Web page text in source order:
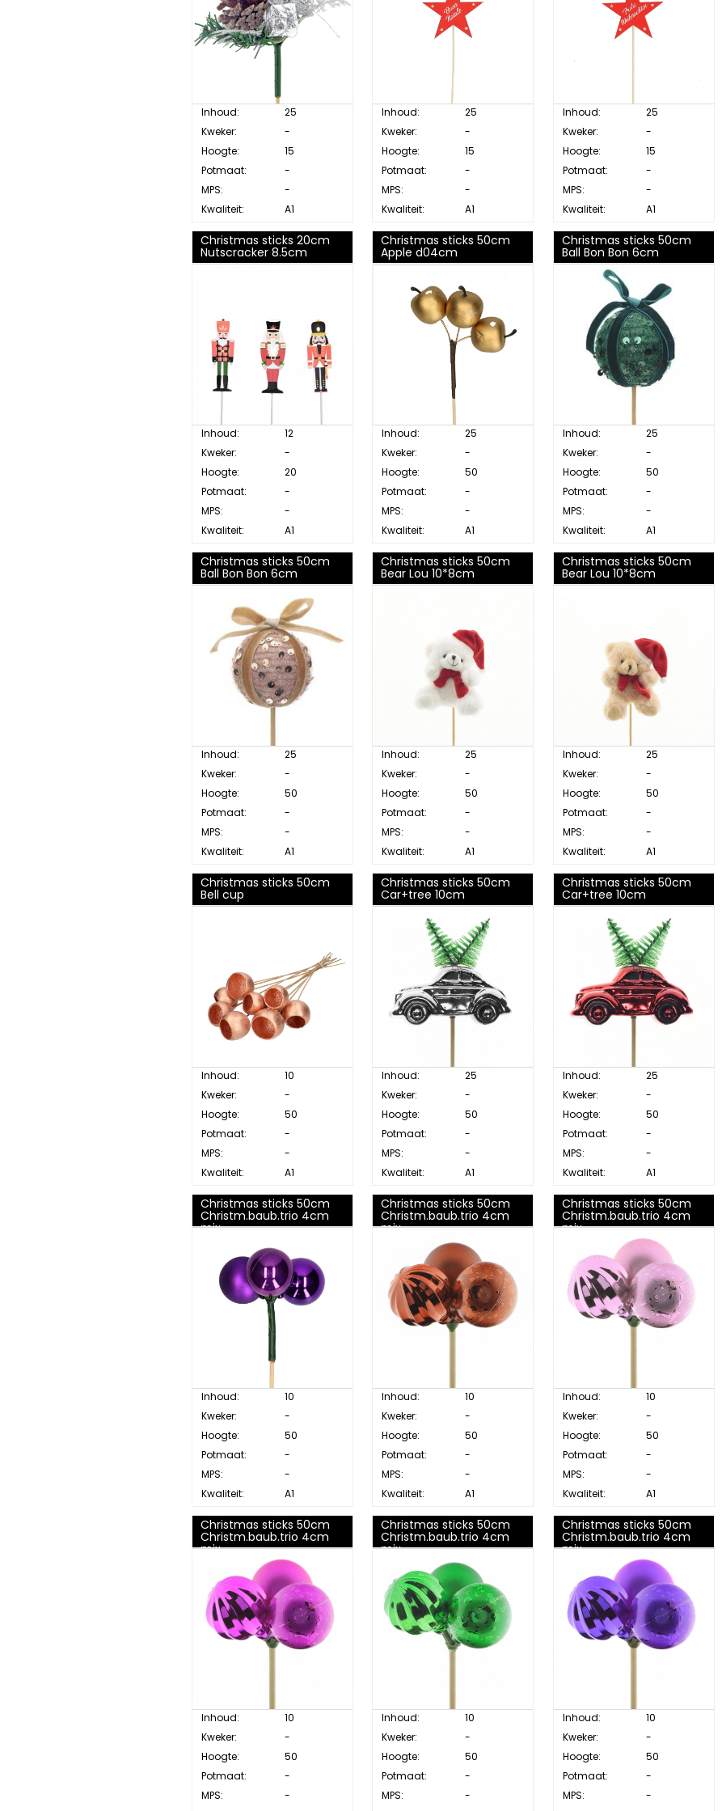
Inhoud:
25
Kweker:
-
Hoogte:
15
Potmaat:
-
MPS:
-
Kwaliteit:
A1
Inhoud:
25
Kweker:
-
Hoogte:
15
Potmaat:
-
MPS:
-
Kwaliteit:
A1
Inhoud:
25
Kweker:
-
Hoogte:
15
Potmaat:
-
MPS:
-
Kwaliteit:
A1
Christmas sticks 20cm
Nutscracker 8.5cm
Inhoud:
12
Kweker:
-
Hoogte:
20
Potmaat:
-
MPS:
-
Kwaliteit:
A1
Christmas sticks 50cm
Apple d04cm
Inhoud:
25
Kweker:
-
Hoogte:
50
Potmaat:
-
MPS:
-
Kwaliteit:
A1
Christmas sticks 50cm
Ball Bon Bon 6cm
Inhoud:
25
Kweker:
-
Hoogte:
50
Potmaat:
-
MPS:
-
Kwaliteit:
A1
Christmas sticks 50cm
Ball Bon Bon 6cm
Inhoud:
25
Kweker:
-
Hoogte:
50
Potmaat:
-
MPS:
-
Kwaliteit:
A1
Christmas sticks 50cm
Bear Lou 10*8cm
Inhoud:
25
Kweker:
-
Hoogte:
50
Potmaat:
-
MPS:
-
Kwaliteit:
A1
Christmas sticks 50cm
Bear Lou 10*8cm
Inhoud:
25
Kweker:
-
Hoogte:
50
Potmaat:
-
MPS:
-
Kwaliteit:
A1
Christmas sticks 50cm
Bell cup
Inhoud:
10
Kweker:
-
Hoogte:
50
Potmaat:
-
MPS:
-
Kwaliteit:
A1
Christmas sticks 50cm
Car+tree 10cm
Inhoud:
25
Kweker:
-
Hoogte:
50
Potmaat:
-
MPS:
-
Kwaliteit:
A1
Christmas sticks 50cm
Car+tree 10cm
Inhoud:
25
Kweker:
-
Hoogte:
50
Potmaat:
-
MPS:
-
Kwaliteit:
A1
Christmas sticks 50cm
Christm.baub.trio 4cm
mix
Inhoud:
10
Kweker:
-
Hoogte:
50
Potmaat:
-
MPS:
-
Kwaliteit:
A1
Christmas sticks 50cm
Christm.baub.trio 4cm
mix
Inhoud:
10
Kweker:
-
Hoogte:
50
Potmaat:
-
MPS:
-
Kwaliteit:
A1
Christmas sticks 50cm
Christm.baub.trio 4cm
mix
Inhoud:
10
Kweker:
-
Hoogte:
50
Potmaat:
-
MPS:
-
Kwaliteit:
A1
Christmas sticks 50cm
Christm.baub.trio 4cm
mix
Inhoud:
10
Kweker:
-
Hoogte:
50
Potmaat:
-
MPS:
-
Christmas sticks 50cm
Christm.baub.trio 4cm
mix
Inhoud:
10
Kweker:
-
Hoogte:
50
Potmaat:
-
MPS:
-
Christmas sticks 50cm
Christm.baub.trio 4cm
mix
Inhoud:
10
Kweker:
-
Hoogte:
50
Potmaat:
-
MPS:
-